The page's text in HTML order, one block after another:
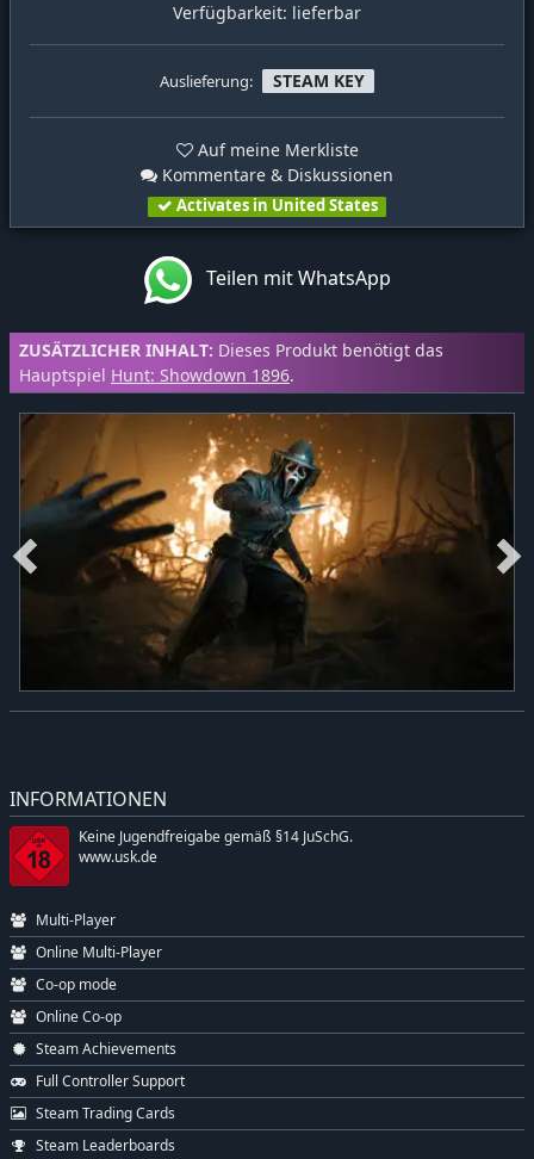
Verfügbarkeit: lieferbar
Auslieferung: STEAM KEY
Auf meine Merkliste
Kommentare & Diskussionen
Activates in United States
Teilen mit WhatsApp
ZUSÄTZLICHER INHALT: Dieses Produkt benötigt das
Hauptspiel Hunt: Showdown 1896.
INFORMATIONEN
Keine Jugendfreigabe gemäß §14 JuSchG.
www.usk.de
Multi-Player
Online Multi-Player
Co-op mode
Online Co-op
Steam Achievements
Full Controller Support
Steam Trading Cards
Steam Leaderboards